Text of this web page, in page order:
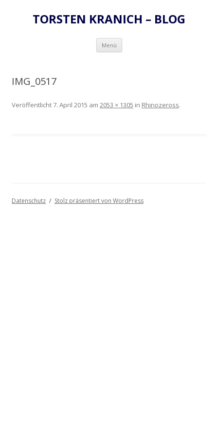
TORSTEN KRANICH – BLOG
Menü Zum
springen
IMG_0517
Veröffentlicht 7. April 2015 am 2053 × 1305 in Rhinozeross.
Datenschutz Stolz präsentiert von WordPress